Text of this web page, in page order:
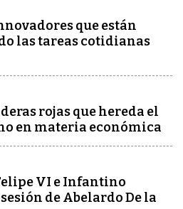
que están
las tareas cotidianas
rojas que hereda el
en materia económica
VI e Infantino
de Abelardo De la